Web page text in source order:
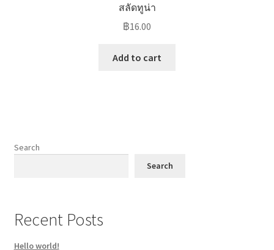
สลัดทูน่า
฿16.00
Add to cart
Search
Search
Recent Posts
Hello world!